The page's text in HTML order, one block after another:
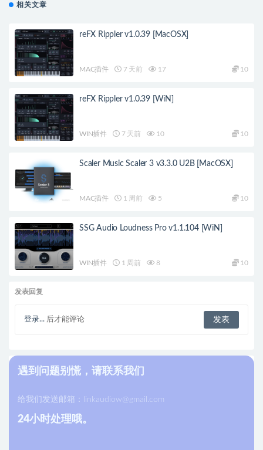
相关文章
reFX Rippler v1.0.39 [MacOSX]
MAC插件 7 天前 17 10
reFX Rippler v1.0.39 [WiN]
WIN插件 7 天前 10 10
Scaler Music Scaler 3 v3.3.0 U2B [MacOSX]
MAC插件 1 周前 5 10
SSG Audio Loudness Pro v1.1.104 [WiN]
WIN插件 1 周前 8 10
发表回复
登录... 后才能评论
遇到问题别慌，请联系我们
给我们发送邮箱： linkaudiow@gmail.com
24小时处理哦。